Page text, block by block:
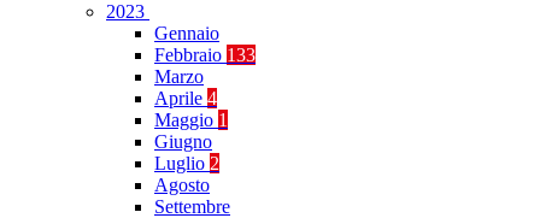
2023
Gennaio
Febbraio 133
Marzo
Aprile 4
Maggio 1
Giugno
Luglio 2
Agosto
Settembre